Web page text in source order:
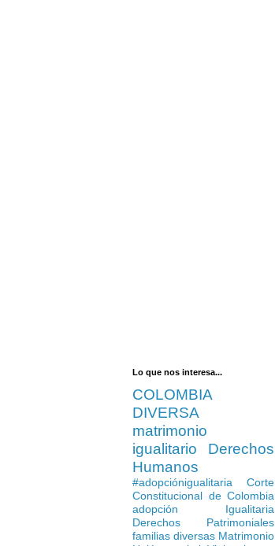
Lo que nos interesa...
COLOMBIA
DIVERSA
matrimonio
igualitario
Derechos
Humanos
#adopciónigualitaria
Corte
Constitucional de Colombia
adopción Igualitaria
Derechos Patrimoniales
familias diversas Matrimonio